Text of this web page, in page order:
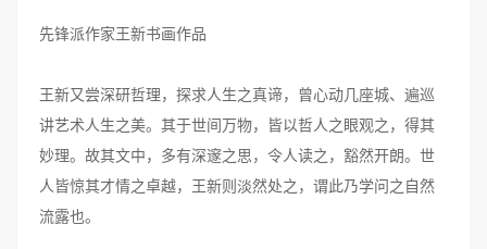
先锋派作家王新书画作品
王新又尝深研哲理，探求人生之真谛，曾心动几座城、遍巡
讲艺术人生之美。其于世间万物，皆以哲人之眼观之，得其
妙理。故其文中，多有深邃之思，令人读之，豁然开朗。世
人皆惊其才情之卓越，王新则淡然处之，谓此乃学问之自然
流露也。